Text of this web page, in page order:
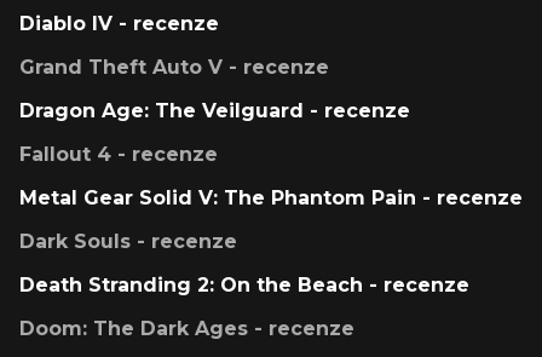
Diablo IV - recenze
Grand Theft Auto V - recenze
Dragon Age: The Veilguard - recenze
Fallout 4 - recenze
Metal Gear Solid V: The Phantom Pain - recenze
Dark Souls - recenze
Death Stranding 2: On the Beach - recenze
Doom: The Dark Ages - recenze